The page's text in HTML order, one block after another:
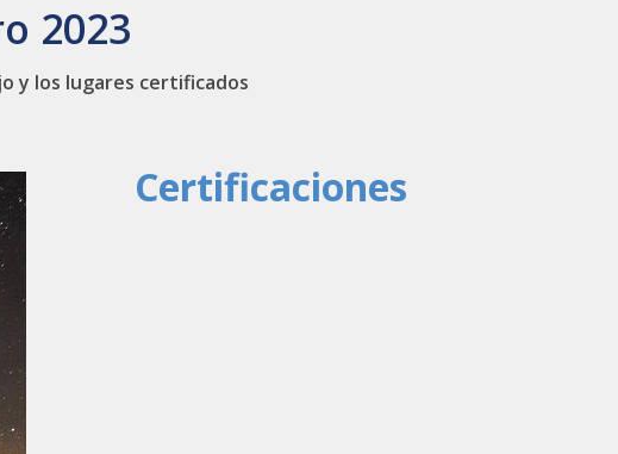
2023
y los lugares certificados
Certificaciones